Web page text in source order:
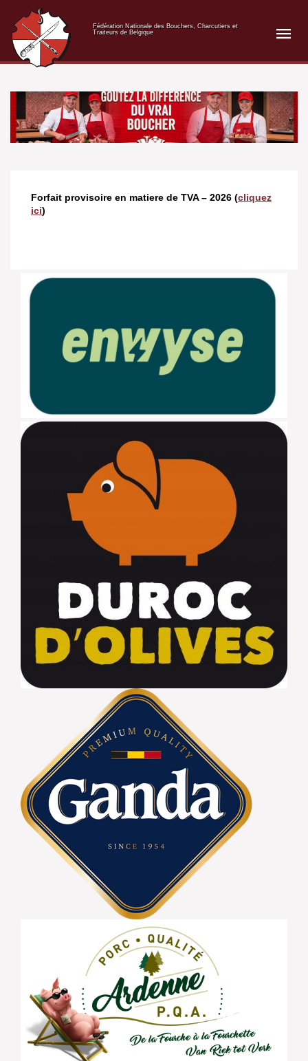
Fédération Nationale des Bouchers, Charcutiers et
Traiteurs de Belgique
Forfait provisoire en matiere de TVA – 2026 (cliquez
ici)